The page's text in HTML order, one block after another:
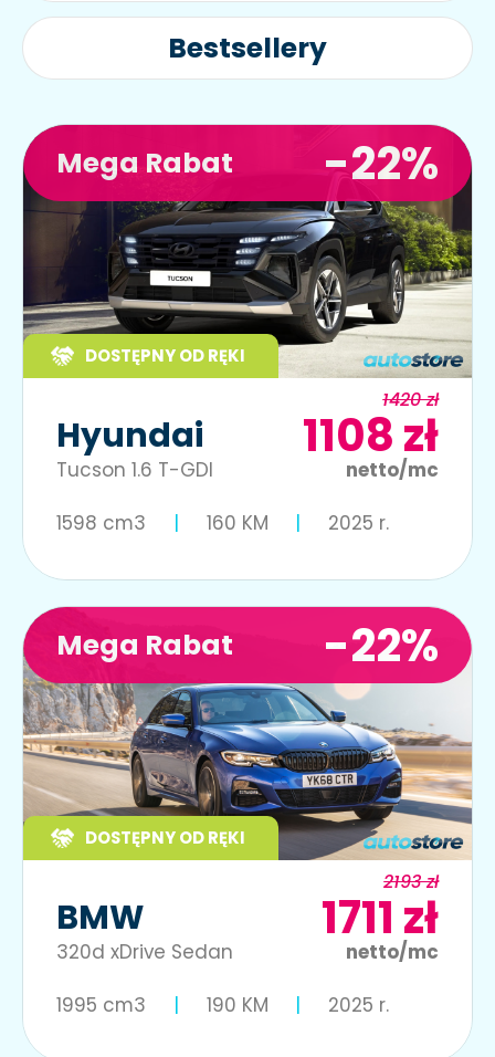
Bestsellery
Mega Rabat -22%
DOSTĘPNY OD RĘKI
Hyundai
Tucson 1.6 T-GDI
1420 zł
1108 zł
netto/mc
1598 cm3 160 KM 2025 r.
Mega Rabat -22%
DOSTĘPNY OD RĘKI
BMW
320d xDrive Sedan
2193 zł
1711 zł
netto/mc
1995 cm3 190 KM 2025 r.